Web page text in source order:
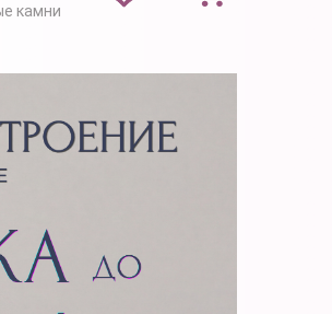
камни